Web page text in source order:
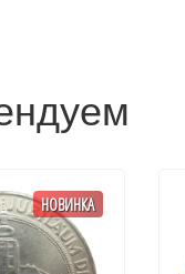
НОВИНКА